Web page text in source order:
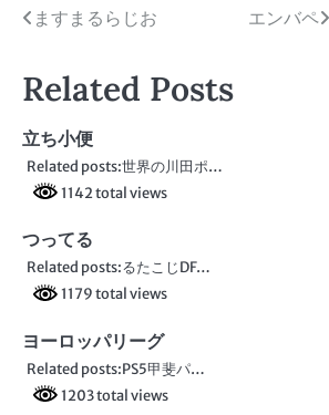
投
ナ
ビ
ゲ
シ
ョ
ン
ますまるらじお エンバペ
Related Posts
立ち小便
Related posts:世界の川田ポ…
1142 total views
つってる
Related posts:るたこじDF…
1179 total views
ヨーロッパリーグ
Related posts:PS5甲斐パ…
1203 total views